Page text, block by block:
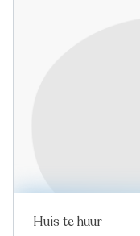
Nieuw
Huis te huur